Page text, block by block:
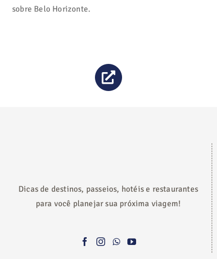
sobre Belo Horizonte.
Dicas de destinos, passeios, hotéis e restaurantes
para você planejar sua próxima viagem!